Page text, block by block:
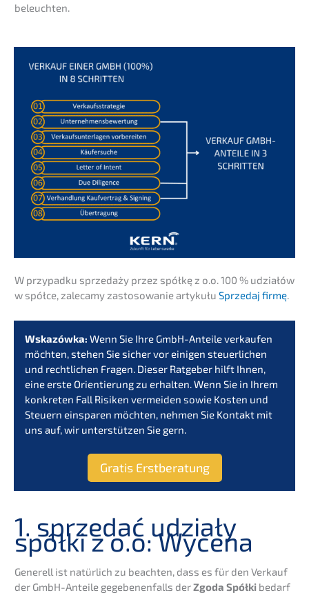
beleuchten.
W przypad­ku sprze­daży przez spółkę z o.o. 100 % udziałów
w spółce, zaleca­my zasto­so­wa­nie artykułu Sprze­daj firmę.
Wskazów­ka: Wenn Sie Ihre GmbH-Antei­le verkau­fen
möchten, stehen Sie sicher vor einigen steuer­li­chen
und recht­li­chen Fragen. Dieser Ratge­ber hilft Ihnen,
eine erste Orien­tie­rung zu erhal­ten. Wenn Sie in Ihrem
konkre­ten Fall Risiken vermei­den sowie Kosten und
Steuern einspa­ren möchten, nehmen Sie Kontakt mit
uns auf, wir unter­stüt­zen Sie gern.
Gratis Erstbe­ra­tung
1. sprze­dać udziały
spółki z o.o: Wycena
Generell ist natür­lich zu beach­ten, dass es für den Verkauf
der GmbH-Antei­le gegebe­nen­falls derZgoda Spółki bedarf